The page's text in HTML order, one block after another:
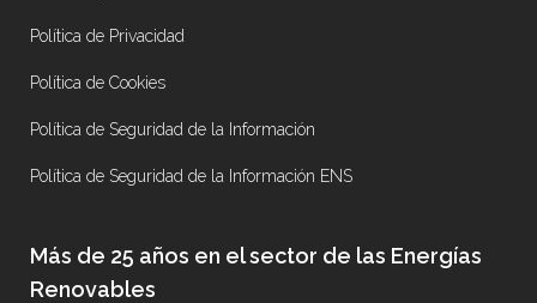
Política de Privacidad
Política de Cookies
Política de Seguridad de la Información
Política de Seguridad de la Información ENS
Más de 25 años en el sector de las Energías
Renovables